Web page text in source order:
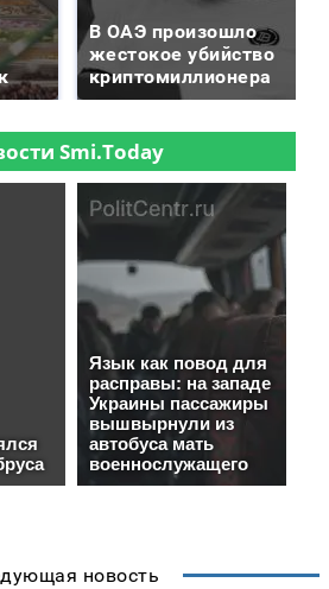
В ОАЭ произошло
жестокое убийство
криптомиллионера
новость